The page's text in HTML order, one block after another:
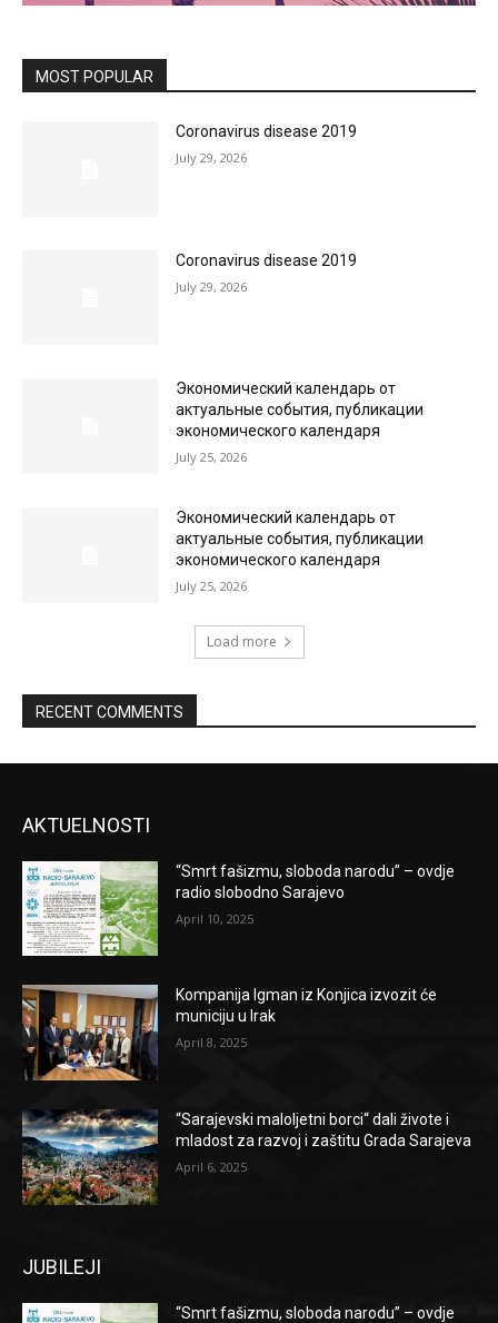
MOST POPULAR
Coronavirus disease 2019
July 29, 2026
Coronavirus disease 2019
July 29, 2026
Экономический календарь от
актуальные события, публикации
экономического календаря
July 25, 2026
Экономический календарь от
актуальные события, публикации
экономического календаря
July 25, 2026
Load more
RECENT COMMENTS
AKTUELNOSTI
“Smrt fašizmu, sloboda narodu” – ovdje
radio slobodno Sarajevo
April 10, 2025
Kompanija Igman iz Konjica izvozit će
municiju u Irak
April 8, 2025
“Sarajevski maloljetni borci“ dali živote i
mladost za razvoj i zaštitu Grada Sarajeva
April 6, 2025
JUBILEJI
“Smrt fašizmu, sloboda narodu” – ovdje